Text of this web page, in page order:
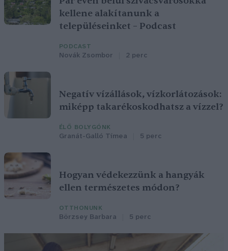
kellene alakítanunk a
településeinket – Podcast
PODCAST
Novák Zsombor 2 perc
Negatív vízállások, vízkorlátozások:
miképp takarékoskodhatsz a vízzel?
ÉLŐ BOLYGÓNK
Granát-Galló Tímea 5 perc
Hogyan védekezzünk a hangyák
ellen természetes módon?
OTTHONUNK
Börzsey Barbara 5 perc